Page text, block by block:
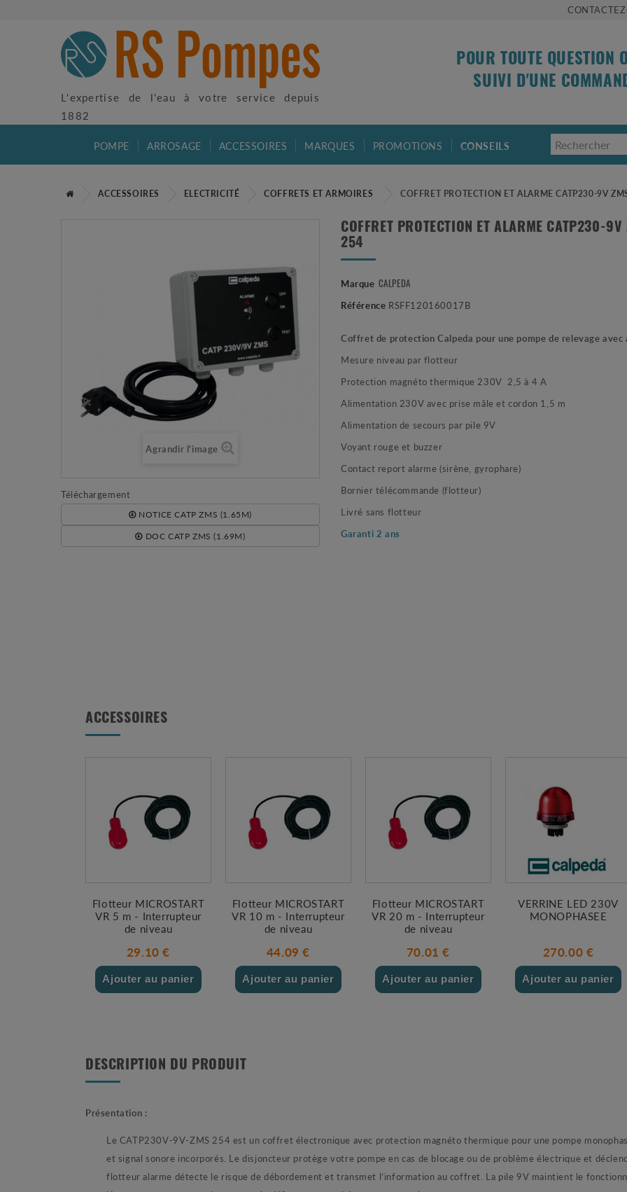
L'expertise de l'eau à votre service depuis
1882
POUR TOUTE QUESTION
SUIVI D'UNE
POMPE ARROSAGE ACCESSOIRES MARQUES PROMOTIONS CONSEILS
ACCESSOIRES ELECTRICITÉ COFFRETS ET ARMOIRES COFFRET PROTECTION ET ALARME CATP230-9V
Agrandir l'image
Téléchargement
NOTICE CATP ZMS (1.65M)
DOC CATP ZMS (1.69M)
COFFRET PROTECTION ET ALARME CATP230-9V
254
Marque CALPEDA
Référence RSFF120160017B
Coffret de protection Calpeda pour une pompe de relevage avec
Mesure niveau par flotteur
Protection magnéto thermique 230V 2,5 à 4 A
Alimentation 230V avec prise mâle et cordon 1,5 m
Alimentation de secours par pile 9V
Voyant rouge et buzzer
Contact report alarme (sirène, gyrophare)
Bornier télécommande (flotteur)
Livré sans flotteur
Garanti 2 ans
ACCESSOIRES
Flotteur MICROSTART
VR 5 m - Interrupteur
de niveau
29.10 €
Ajouter au panier
Flotteur MICROSTART
VR 10 m - Interrupteur
de niveau
44.09 €
Ajouter au panier
Flotteur MICROSTART
VR 20 m - Interrupteur
de niveau
70.01 €
Ajouter au panier
VERRINE LED 230V
MONOPHASEE
270.00 €
Ajouter au panier
DESCRIPTION DU PRODUIT
Présentation :
Le CATP230V-9V-ZMS 254 est un coffret électronique avec protection magnéto thermique pour une pompe
et signal sonore incorporés. Le disjoncteur protège votre pompe en cas de blocage ou de problème électrique et
flotteur alarme détecte le risque de débordement et transmet l’information au coffret. La pile 9V maintient le